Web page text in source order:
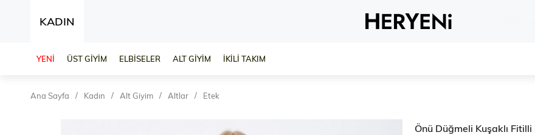
KADIN
YENİ ÜST GİYİM ELBİSELER ALT GİYİM İKİLİ TAKIM
Ana Sayfa Kadın Alt Giyim Altlar Etek
Önü Düğmeli Kuşaklı